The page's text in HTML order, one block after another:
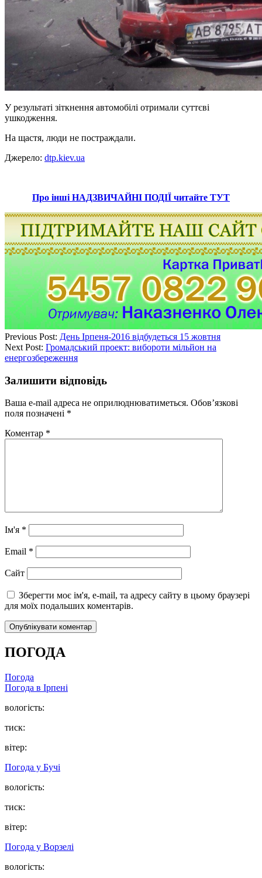
У результаті зіткнення автомобілі отримали суттєві
ушкодження.
На щастя, люди не постраждали.
Джерело: dtp.kiev.ua
Про інші НАДЗВИЧАЙНІ ПОДІЇ читайте ТУТ
Previous Post: День Ірпеня-2016 відбудеться 15 жовтня
Next Post: Громадський проект: вибороти мільйон на
енергозбереження
Залишити відповідь
Ваша e-mail адреса не оприлюднюватиметься. Обов’язкові
поля позначені *
Коментар *
Ім'я *
Email *
Сайт
Зберегти моє ім'я, e-mail, та адресу сайту в цьому браузері
для моїх подальших коментарів.
ПОГОДА
Погода
Погода в Ірпені
вологість:
тиск:
вітер:
Погода у Бучі
вологість:
тиск:
вітер:
Погода у Ворзелі
вологість: